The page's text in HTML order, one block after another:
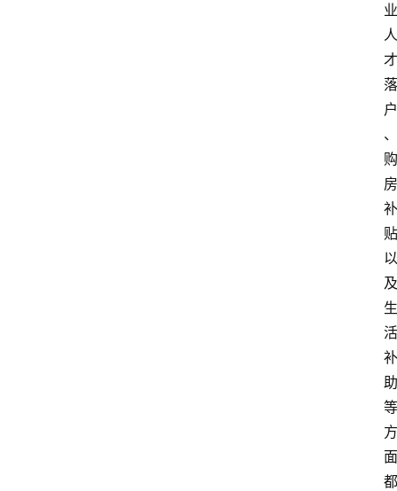
业
人
才
落
户
、
购
房
补
贴
以
及
生
活
补
助
等
方
面
都